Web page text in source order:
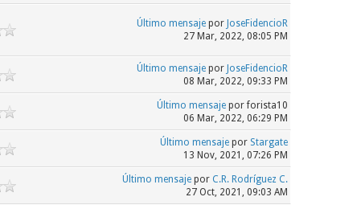
Último mensajepor JoseFidencioR
27 Mar, 2022, 08:05 PM
Último mensajepor JoseFidencioR
08 Mar, 2022, 09:33 PM
Último mensajepor forista10
06 Mar, 2022, 06:29 PM
Último mensajepor Stargate
13 Nov, 2021, 07:26 PM
Último mensajepor C.R. Rodríguez C.
27 Oct, 2021, 09:03 AM